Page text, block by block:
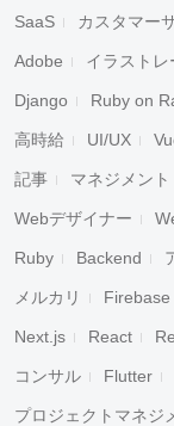
SaaS カスタマー
Adobe イラストレ
Django Ruby on
高時給 UI/UX
記事 マネジメント
Webデザイナー
Ruby Backend
メルカリ Firebase
Next.js React
コンサル Flutter
プロジェクトマネジ